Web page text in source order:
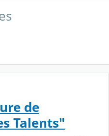
de
Talents"